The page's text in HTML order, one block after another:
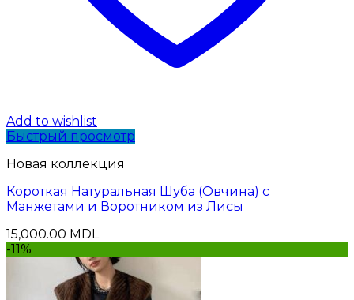
Add to wishlist
Быстрый просмотр
Новая коллекция
Короткая Натуральная Шуба (Овчина) с
Манжетами и Воротником из Лисы
15,000.00 MDL
-11%